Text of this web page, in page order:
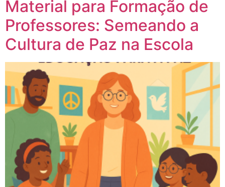
Material para Formação de
Professores: Semeando a
Cultura de Paz na Escola